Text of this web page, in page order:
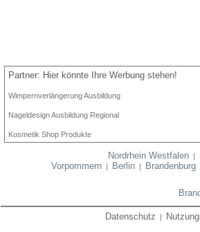
Partner: Hier könnte Ihre Werbung stehen!
Wimpernverlängerung Ausbildung
Nageldesign Ausbildung Regional
Kosmetik Shop Produkte
Nordrhein Westfalen|
Vorpommern| Berlin| Brandenburg
Datenschutz |